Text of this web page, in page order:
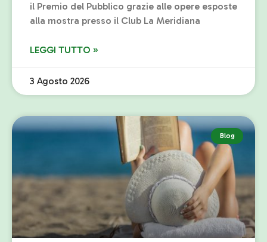
il Premio del Pubblico grazie alle opere esposte
alla mostra presso il Club La Meridiana
LEGGI TUTTO »
3 Agosto 2026
Blog